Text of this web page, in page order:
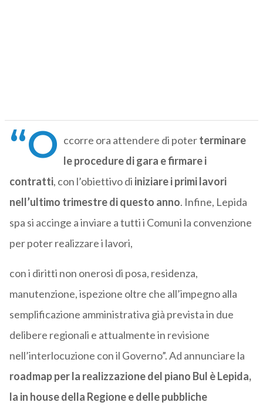
“O ccorre ora attendere di poterterminare
le procedure di gara e firmare i
contratti, con l’obiettivo di iniziare i primi lavori
nell’ultimo trimestre di questo anno. Infine, Lepida
spa si accinge a inviare a tutti i Comuni la convenzione
per poter realizzare i lavori,
con i diritti non onerosi di posa, residenza,
manutenzione, ispezione oltre che all’impegno alla
semplificazione amministrativa già prevista in due
delibere regionali e attualmente in revisione
nell’interlocuzione con il Governo”. Ad annunciare la
roadmap per la realizzazione del piano Bul è Lepida,
la in house della Regione e delle pubbliche